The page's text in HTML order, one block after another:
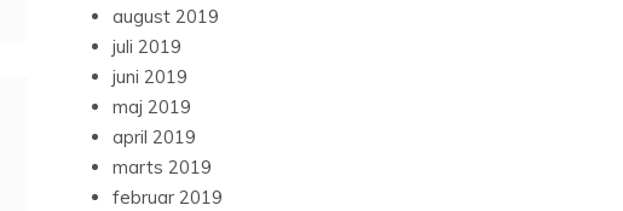
august 2019
juli 2019
juni 2019
maj 2019
april 2019
marts 2019
februar 2019